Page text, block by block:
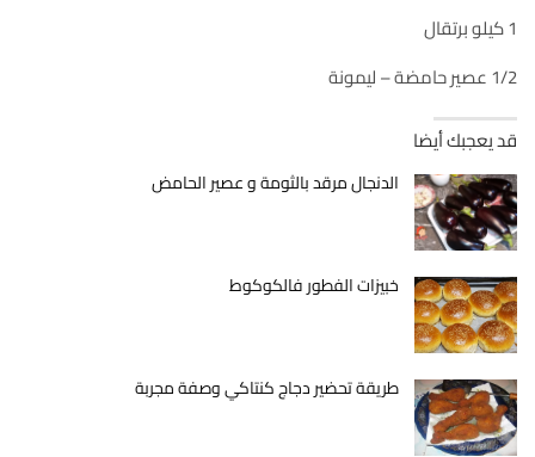
1 كيلو برتقال
1/2 عصير حامضة – ليمونة
قد يعجبك أيضا
الدنجال مرقد بالثومة و عصير الحامض
خبيزات الفطور فالكوكوط
طريقة تحضير دجاج كنتاكي وصفة مجربة